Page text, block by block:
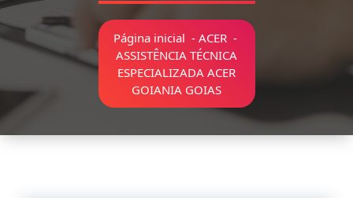
Página inicial - ACER-
ASSISTÊNCIA TÉCNICA
ESPECIALIZADA ACER
GOIANIA GOIAS